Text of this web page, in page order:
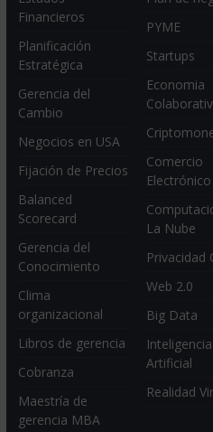
Financieros
Planificación
Estratégica
Gerencia del
Cambio
Negocios en USA
Fijación de Precios
Balanced
Scorecard
Gerencia del
Conocimiento
Clima
organizacional
Libros de gerencia
Cobranza
Maestría de
gerencia MBA
PYME
Startups
Economia
Comercio
Electrónico
La Nube
Privacidad
Web 2.0
Big Data
Inteligencia
Artificial
Realidad